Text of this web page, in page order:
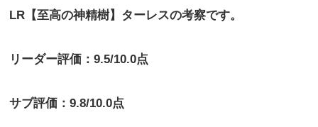
LR【至高の神精樹】ターレスの考察です。
リーダー評価：9.5/10.0点
サブ評価：9.8/10.0点